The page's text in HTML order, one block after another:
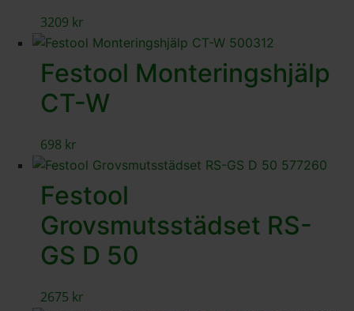
3209 kr
Festool Monteringshjälp
CT-W
698 kr
Festool
Grovsmutsstädset RS-
GS D 50
2675 kr